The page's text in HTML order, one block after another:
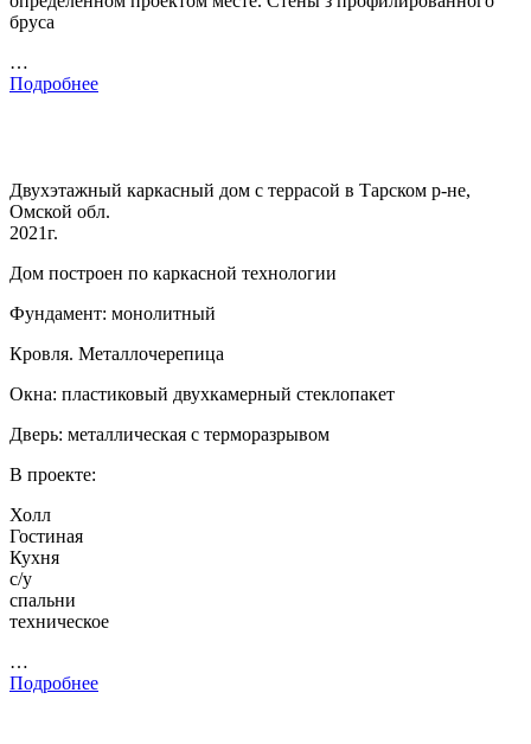
бруса
…
Подробнее
Двухэтажный каркасный дом с террасой в Тарском р-не,
Омской обл.
2021г.
Дом построен по каркасной технологии
Фундамент: монолитный
Кровля. Металлочерепица
Окна: пластиковый двухкамерный стеклопакет
Дверь: металлическая с терморазрывом
В проекте:
Холл
Гостиная
Кухня
с/у
спальни
техническое
…
Подробнее